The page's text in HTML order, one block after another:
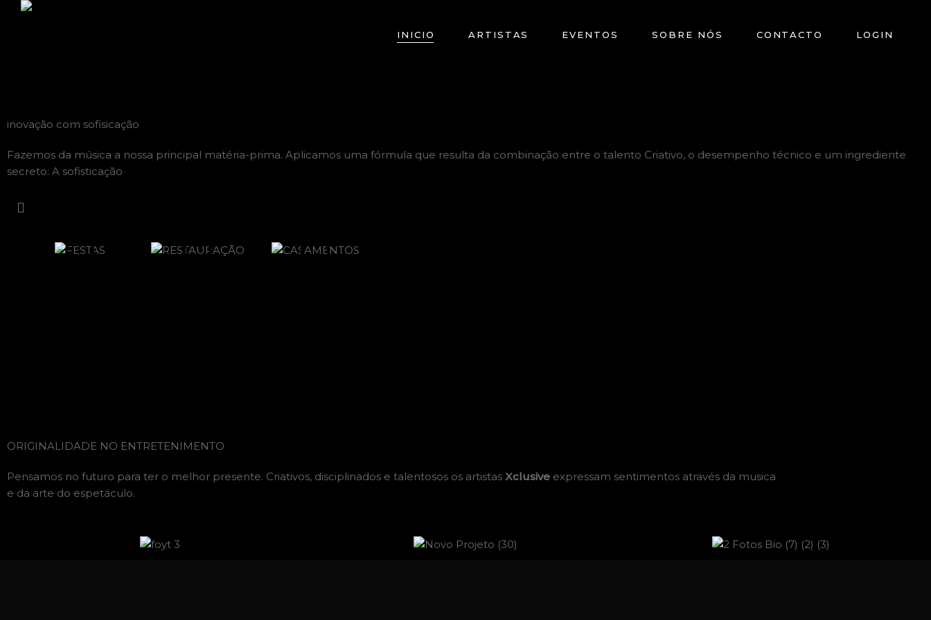
INICIO ARTISTAS EVENTOS SOBRE NÓS CONTACTO LOGIN
inovação com sofisicação
Fazemos da música a nossa principal matéria-prima. Aplicamos uma fórmula que resulta da combinação entre o talento Criativo, o desempenho técnico e um ingrediente
secreto: A sofisticação
ORIGINALIDADE NO ENTRETENIMENTO
Pensamos no futuro para ter o melhor presente. Criativos, disciplinados e talentosos os artistas Xclusive expressam sentimentos através da musica
e da arte do espetáculo.